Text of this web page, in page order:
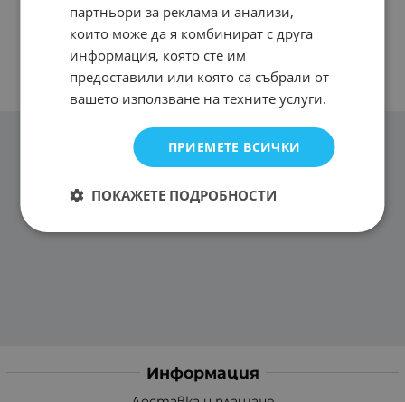
Информация
партньори за реклама и анализи,
които може да я комбинират с друга
информация, която сте им
предоставили или която са събрали от
вашето използване на техните услуги.
ПРИЕМЕТЕ ВСИЧКИ
ПОКАЖЕТЕ ПОДРОБНОСТИ